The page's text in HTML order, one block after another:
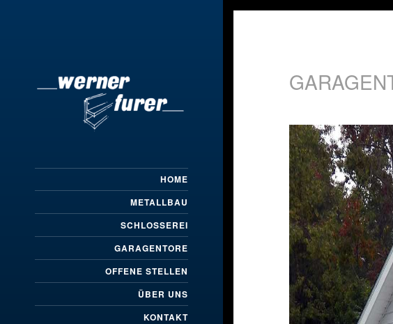
HOME
METALLBAU
SCHLOSSEREI
GARAGENTORE
OFFENE STELLEN
ÜBER UNS
KONTAKT